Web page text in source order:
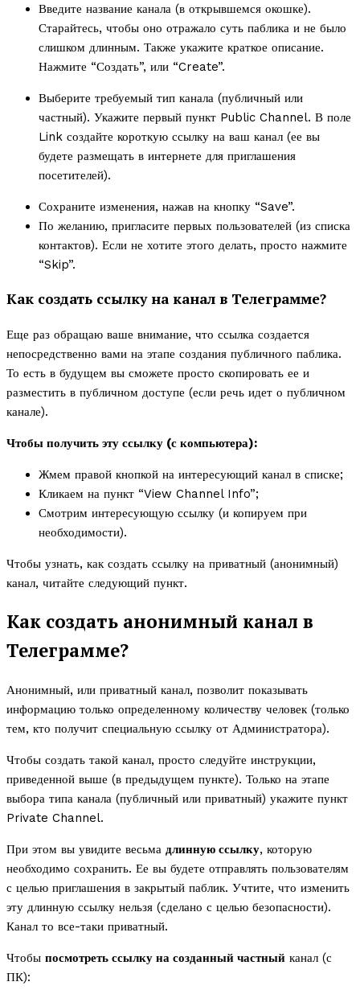
Введите название канала (в открывшемся окошке).
Старайтесь, чтобы оно отражало суть паблика и не было
слишком длинным. Также укажите краткое описание.
Нажмите “Создать”, или “Create”.
Выберите требуемый тип канала (публичный или
частный). Укажите первый пункт Public Channel. В поле
Link создайте короткую ссылку на ваш канал (ее вы
будете размещать в интернете для приглашения
посетителей).
Сохраните изменения, нажав на кнопку “Save”.
По желанию, пригласите первых пользователей (из списка
контактов). Если не хотите этого делать, просто нажмите
“Skip”.
Как создать ссылку на канал в Телеграмме?
Еще раз обращаю ваше внимание, что ссылка создается
непосредственно вами на этапе создания публичного паблика.
То есть в будущем вы сможете просто скопировать ее и
разместить в публичном доступе (если речь идет о публичном
канале).
Чтобы получить эту ссылку (с компьютера):
Жмем правой кнопкой на интересующий канал в списке;
Кликаем на пункт “View Channel Info”;
Смотрим интересующую ссылку (и копируем при
необходимости).
Чтобы узнать, как создать ссылку на приватный (анонимный)
канал, читайте следующий пункт.
Как создать анонимный канал в
Телеграмме?
Анонимный, или приватный канал, позволит показывать
информацию только определенному количеству человек (только
тем, кто получит специальную ссылку от Администратора).
Чтобы создать такой канал, просто следуйте инструкции,
приведенной выше (в предыдущем пункте). Только на этапе
выбора типа канала (публичный или приватный) укажите пункт
Private Channel.
При этом вы увидите весьма длинную ссылку, которую
необходимо сохранить. Ее вы будете отправлять пользователям
с целью приглашения в закрытый паблик. Учтите, что изменить
эту длинную ссылку нельзя (сделано с целью безопасности).
Канал то все-таки приватный.
Чтобы посмотреть ссылку на созданный частный канал (с
ПК):